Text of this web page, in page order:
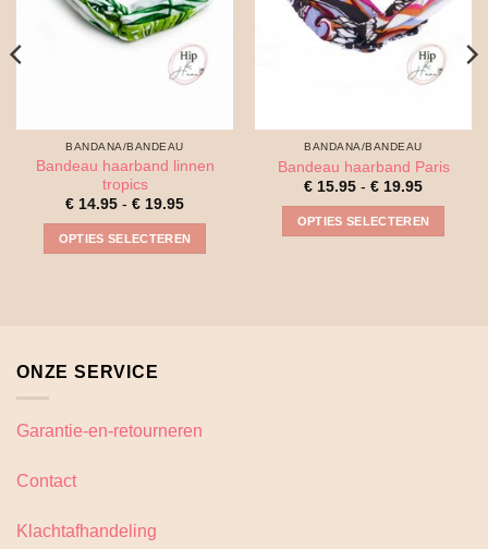
BANDANA/BANDEAU
Bandeau haarband linnen
tropics
€ 14.95 - € 19.95Prijsklasse:
tot
€ 19.95
OPTIES SELECTEREN
Deze
kan
productpagina
BANDANA/BANDEAU
Bandeau haarband Paris
€ 15.95 - € 19.95
tot
€ 19.95
OPTIES SELECTEREN
ONZE SERVICE
Garantie-en-retourneren
Contact
Klachtafhandeling